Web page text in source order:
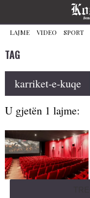
LAJME VIDEO SPORT
TAG
karriket-e-kuqe
U gjetën 1 lajme: